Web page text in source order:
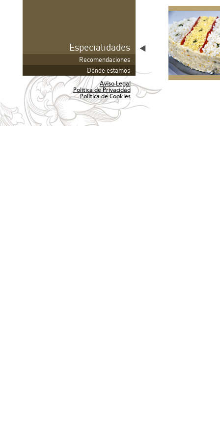
Especialidades
Recomendaciones
Dónde estamos
Aviso Legal
Política de Privacidad
Política de Cookies